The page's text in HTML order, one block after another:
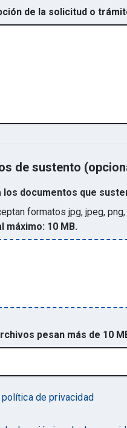
de la solicitud o
de sustento
los documentos que
formatos jpg, jpeg,
máximo: 10 MB.
pesan más de 10
política de privacidad